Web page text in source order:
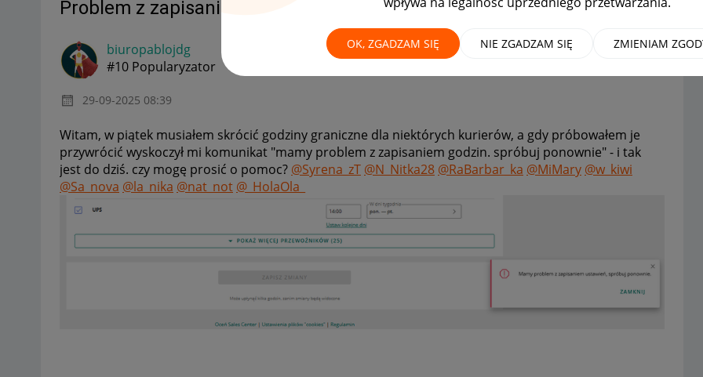
OK, ZGADZAM SIĘ NIE ZGADZAM SIĘ ZMIENIAM
Problem z zapisaniem godzin granicznych MAMY ROZWIĄZANIE!
biuropablojdg
#10 Popularyzator
‎29-09-2025 08:39
Witam, w piątek musiałem skrócić godziny graniczne dla niektórych kurierów, a gdy próbowałem je
przywrócić wyskoczył mi komunikat "mamy problem z zapisaniem godzin. spróbuj ponownie" - i tak
jest do dziś. czy mogę prosić o pomoc? @Syrena_zT @N_Nitka28 @RaBarbar_ka @MiMary @w_kiwi
@Sa_nova @la_nika @nat_not @_HolaOla_